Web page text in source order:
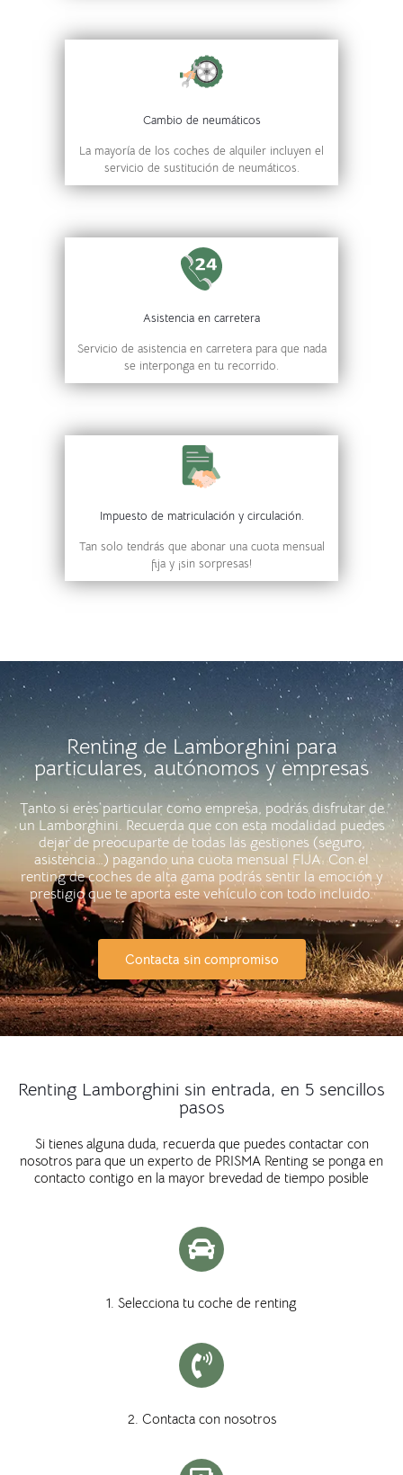
Cambio de neumáticos
La mayoría de los coches de alquiler incluyen el
servicio de sustitución de neumáticos.
Asistencia en carretera
Servicio de asistencia en carretera para que nada
se interponga en tu recorrido.
Impuesto de matriculación y circulación.
Tan solo tendrás que abonar una cuota mensual
fija y ¡sin sorpresas!
Renting de Lamborghini para
particulares, autónomos y empresas
Tanto si eres particular como empresa, podrás disfrutar de
un Lamborghini. Recuerda que con esta modalidad puedes
dejar de preocuparte de todas las gestiones (seguro,
asistencia…) pagando una cuota mensual FIJA. Con el
renting de coches de alta gama podrás sentir la emoción y
prestigio que te aporta este vehículo con todo incluido.
Contacta sin compromiso
Renting Lamborghini sin entrada, en 5 sencillos
pasos
Si tienes alguna duda, recuerda que puedes contactar con
nosotros para que un experto de PRISMA Renting se ponga en
contacto contigo en la mayor brevedad de tiempo posible
1. Selecciona tu coche de renting
2. Contacta con nosotros